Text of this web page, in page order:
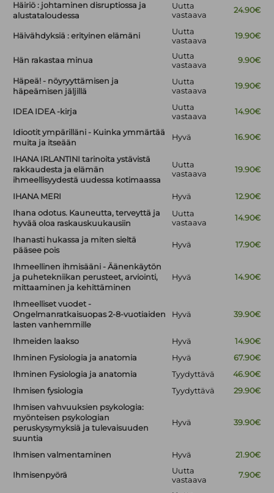
Häiriö : johtaminen disruptiossa ja
alustataloudessa
Uutta
vastaava
24.90€
Häivähdyksiä : erityinen elämäni
Uutta
vastaava
19.90€
Hän rakastaa minua
Uutta
vastaava
9.90€
Häpeä! - nöyryyttämisen ja
häpeämisen jäljillä
Uutta
vastaava
19.90€
IDEA IDEA -kirja
Uutta
vastaava
14.90€
Idiootit ympärilläni - Kuinka ymmärtää
muita ja itseään
Hyvä 16.90€
IHANA IRLANTINI tarinoita ystävistä
rakkaudesta ja elämän
ihmeellisyydestä uudessa kotimaassa
Uutta
vastaava
19.90€
IHANA MERI Hyvä
12.90€
Ihana odotus. Kauneutta, terveyttä ja
hyvää oloa raskauskuukausiin
Uutta
vastaava
14.90€
Ihanasti hukassa ja miten sieltä
pääsee pois
Hyvä 17.90€
Ihmeellinen ihmisääni - Äänenkäytön
ja puhetekniikan perusteet, arviointi,
mittaaminen ja kehittäminen
Hyvä 14.90€
Ihmeelliset vuodet -
Ongelmanratkaisuopas 2-8-vuotiaiden
lasten vanhemmille
Hyvä 39.90€
Ihmeiden laakso Hyvä
14.90€
Ihminen Fysiologia ja anatomia
Hyvä
67.90€
Ihminen Fysiologia ja anatomia
Tyydyttävä
46.90€
Ihmisen fysiologia
Tyydyttävä
29.90€
Ihmisen vahvuuksien psykologia:
myönteisen psykologian
peruskysymyksiä ja tulevaisuuden
suuntia
Hyvä 39.90€
Ihmisen valmentaminen Hyvä 21.90€
Ihmisenpyörä
Uutta
vastaava
7.90€